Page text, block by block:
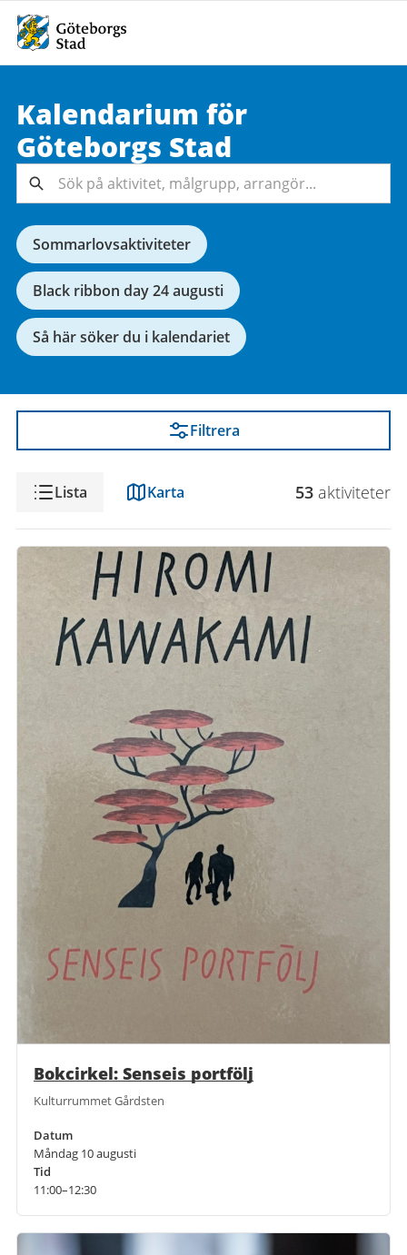
Kalendarium för
Göteborgs Stad
Sök på
aktivitet,
målgrupp,
arrangör...
Sök
Sommarlovsaktiviteter
Black ribbon day 24 augusti
Så här söker du i kalendariet
Filtrera
VisningLista Karta 53 aktiviteter
Bokcirkel: Senseis portfölj
Kulturrummet Gårdsten
Datum
Måndag 10 augusti
Tid
11:00–12:30